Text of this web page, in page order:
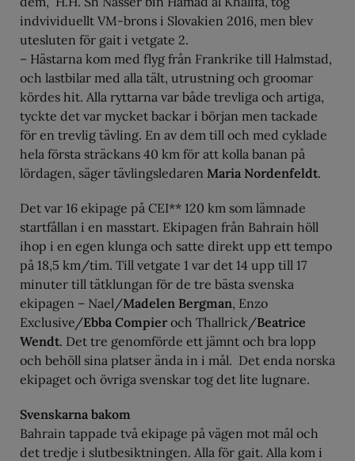
indvividuellt VM-brons i Slovakien 2016, men blev
utesluten för gait i vetgate 2.
– Hästarna kom med flyg från Frankrike till Halmstad,
och lastbilar med alla tält, utrustning och groomar
kördes hit. Alla ryttarna var både trevliga och artiga,
tyckte det var mycket backar i början men tackade
för en trevlig tävling. En av dem till och med cyklade
hela första sträckans 40 km för att kolla banan på
lördagen, säger tävlingsledaren Maria Nordenfeldt.
Det var 16 ekipage på CEI** 120 km som lämnade
startfållan i en masstart. Ekipagen från Bahrain höll
ihop i en egen klunga och satte direkt upp ett tempo
på 18,5 km/tim. Till vetgate 1 var det 14 upp till 17
minuter till tätklungan för de tre bästa svenska
ekipagen – Nael/Madelen Bergman, Enzo
Exclusive/Ebba Compier och Thallrick/Beatrice
Wendt. Det tre genomförde ett jämnt och bra lopp
och behöll sina platser ända in i mål. Det enda norska
ekipaget och övriga svenskar tog det lite lugnare.
Svenskarna bakom
Bahrain tappade två ekipage på vägen mot mål och
det tredje i slutbesiktningen. Alla för gait. Alla kom i